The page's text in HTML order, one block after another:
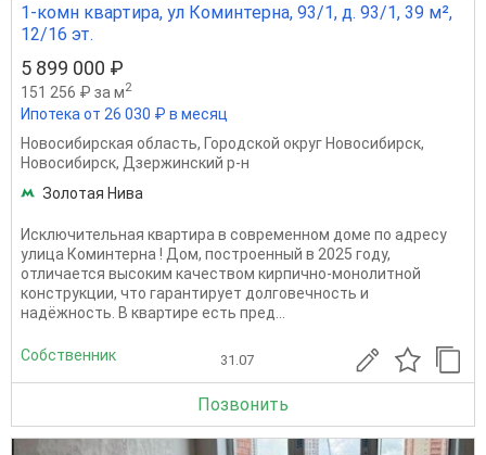
1-комн квартира, ул Коминтерна, 93/1, д. 93/1, 39 м²,
12/16 эт.
5 899 000 ₽
151 256 ₽ за м2
Ипотека от 26 030 ₽ в месяц
Новосибирская область, Городской округ Новосибирск,
Новосибирск, Дзержинский р-н
Золотая Нива
Исключительная квартира в современном доме по адресу
улица Коминтерна ! Дом, построенный в 2025 году,
отличается высоким качеством кирпично-монолитной
конструкции, что гарантирует долговечность и
надёжность. В квартире есть пред...
Собственник 31.07
Позвонить